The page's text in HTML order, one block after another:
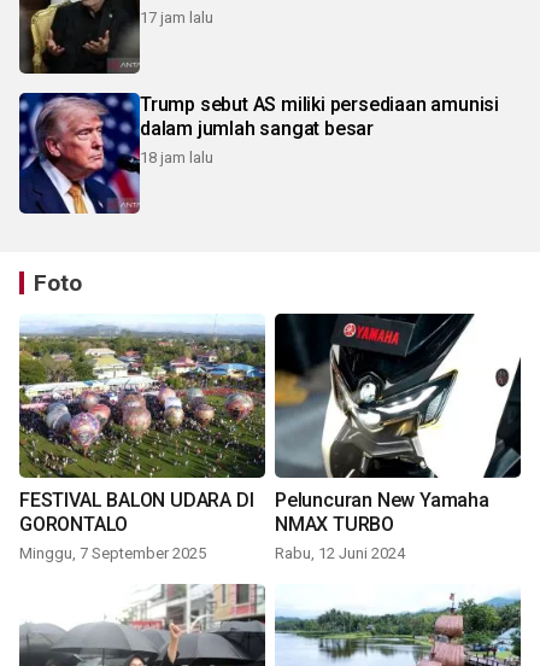
17 jam lalu
Trump sebut AS miliki persediaan amunisi
dalam jumlah sangat besar
18 jam lalu
Foto
FESTIVAL BALON UDARA DI
GORONTALO
Minggu, 7 September 2025
Peluncuran New Yamaha
NMAX TURBO
Rabu, 12 Juni 2024